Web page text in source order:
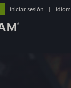
iniciar sesión